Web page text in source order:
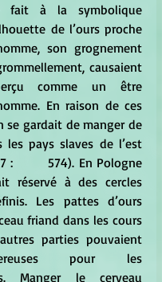
fait à la symbolique
de l’ours proche
son grognement
causaient
comme un être
En raison de ces
se gardait de manger de
les pays slaves de l’est
réservé à des cercles
Les pattes d’ours
friand dans les cours
parties pouvaient
pour les
Manger le cerveau